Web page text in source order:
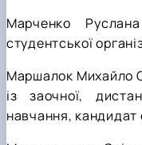
Марченко
студентської
Маршалок Михайло
із заочної,
навчання, кандидат